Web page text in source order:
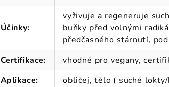
Účinky:
vyživuje a regeneruje
buňky před volnými
předčasného stárnutí,
Certifikace:
vhodné pro vegany,
Aplikace:
obličej, tělo ( suché